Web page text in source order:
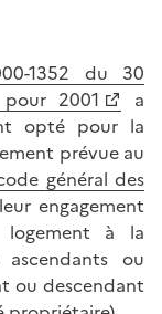
1352 du 30
2001
a
opté pour la
prévue au
général des
engagement
à la
ou
ou descendant